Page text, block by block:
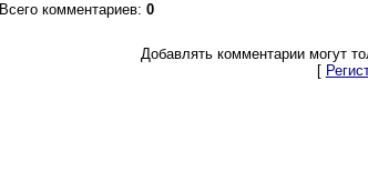
Всего комментариев:0
Добавлять комментарии могут
[